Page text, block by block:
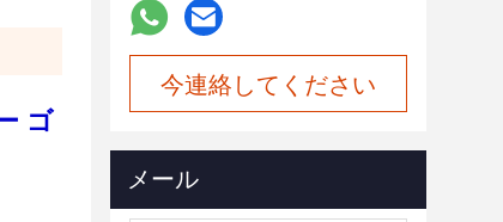
ゴ
今連絡してください
メール